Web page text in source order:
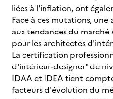
liées à l'inflation, ont
Face à ces mutations,
aux tendances du marché
pour les architectes
La certification
d'intérieur-designer" de
IDAA et IDEA tient
facteurs d'évolution du